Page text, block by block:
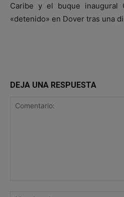
Caribe y el buque inaugural
«detenido» en Dover tras una
DEJA UNA RESPUESTA